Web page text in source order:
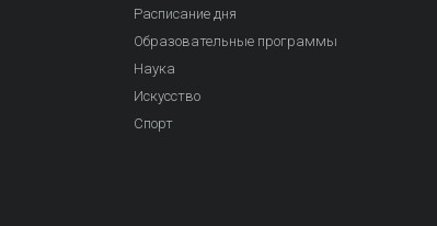
Расписание дня
Образовательные программы
Наука
Искусство
Спорт